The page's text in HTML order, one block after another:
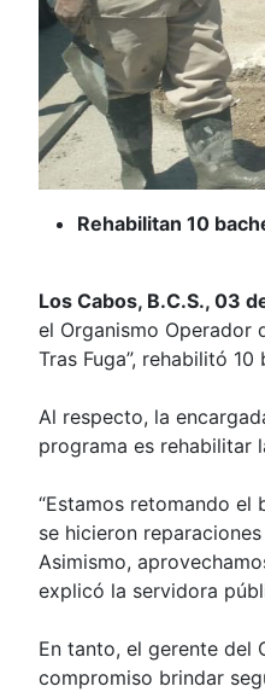
Rehabilitan 10
Los Cabos, B.C.S., 03
el Organismo Operador
Tras Fuga”, rehabilitó
Al respecto, la
programa es rehabilitar
“Estamos retomando el
se hicieron
Asimismo,
explicó la servidora
En tanto, el gerente del
compromiso brindar